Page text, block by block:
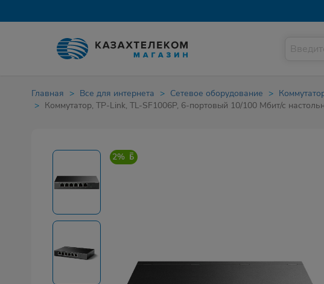
Главная Все для интернета Сетевое оборудование
Коммутатор, TP-Link, TL-SF1006P, 6-портовый 10/100 Мбит/с
2%